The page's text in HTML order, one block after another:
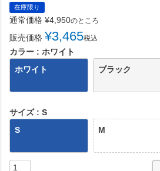
在庫限り
通常価格 ¥4,950のところ
販売価格 ¥3,465税込
カラー
ホワイト
ホワイト
ブラック
サイズ
S
S
M